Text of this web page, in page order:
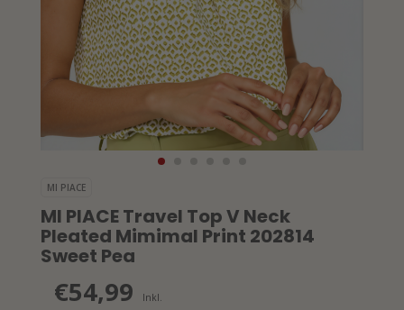
MI PIACE
MI PIACE Travel Top V Neck
Pleated Mimimal Print 202814
Sweet Pea
€54,99
Inkl.